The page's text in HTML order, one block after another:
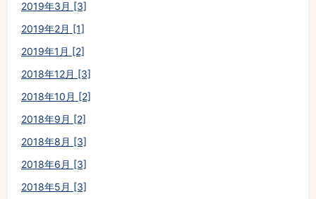
2019年3月 [3]
2019年2月 [1]
2019年1月 [2]
2018年12月 [3]
2018年10月 [2]
2018年9月 [2]
2018年8月 [3]
2018年6月 [3]
2018年5月 [3]